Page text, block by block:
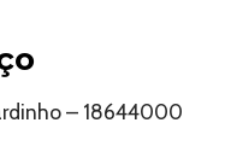
– 18644000